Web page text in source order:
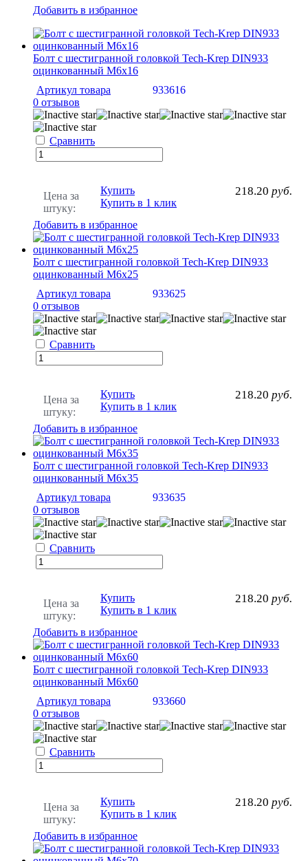
Добавить в избранное
Болт с шестигранной головкой Tech-Krep DIN933
оцинкованный М6х16
Артикул товара
933616
0 отзывов
Сравнить
Цена за
штуку:
218.20 руб.
Купить
Купить в 1 клик
Добавить в избранное
Болт с шестигранной головкой Tech-Krep DIN933
оцинкованный М6х25
Артикул товара
933625
0 отзывов
Сравнить
Цена за
штуку:
218.20 руб.
Купить
Купить в 1 клик
Добавить в избранное
Болт с шестигранной головкой Tech-Krep DIN933
оцинкованный М6х35
Артикул товара
933635
0 отзывов
Сравнить
Цена за
штуку:
218.20 руб.
Купить
Купить в 1 клик
Добавить в избранное
Болт с шестигранной головкой Tech-Krep DIN933
оцинкованный М6х60
Артикул товара
933660
0 отзывов
Сравнить
Цена за
штуку:
218.20 руб.
Купить
Купить в 1 клик
Добавить в избранное